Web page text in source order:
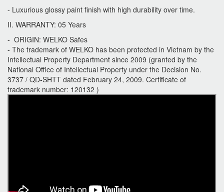
- Luxurious glossy paint finish with high durability over time.
II. WARRANTY: 05 Years
- ORIGIN: WELKO Safes
- The trademark of WELKO has been protected in Vietnam by the
Intellectual Property Department since 2009 (granted by the
National Office of Intellectual Property under the Decision No.
3737 / QD-SHTT dated February 24, 2009. Certificate of
trademark number: 120132 )